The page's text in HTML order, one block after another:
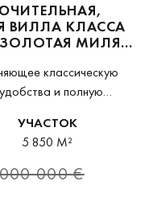
ВИЛЛА КЛАССА
ЗОЛОТАЯ МИЛЯ
классическую
и полную
воплощает
величественную
современным...
УЧАСТОК
5 850 M²
000 €